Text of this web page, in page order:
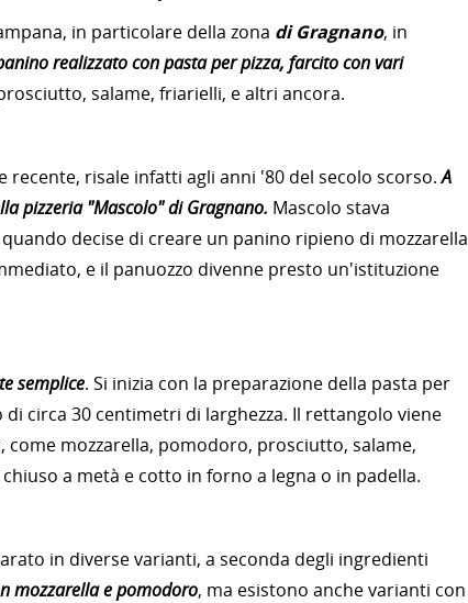
in particolare della zona di Gragnano, in
realizzato con pasta per pizza, farcito con vari
salame, friarielli, e altri ancora.
recente, risale infatti agli anni '80 del secolo scorso.A
pizzeria "Mascolo" di Gragnano. Mascolo stava
decise di creare un panino ripieno di mozzarella
e il panuozzo divenne presto un'istituzione
semplice. Si inizia con la preparazione della pasta per
circa 30 centimetri di larghezza. Il rettangolo viene
mozzarella, pomodoro, prosciutto, salame,
a metà e cotto in forno a legna o in padella.
in diverse varianti, a seconda degli ingredienti
mozzarella e pomodoro, ma esistono anche varianti con